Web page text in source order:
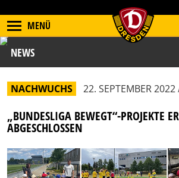
MENÜ
NEWS
NACHWUCHS 22. SEPTEMBER
„BUNDESLIGA BEWEGT“-PROJEKTE
ABGESCHLOSSEN